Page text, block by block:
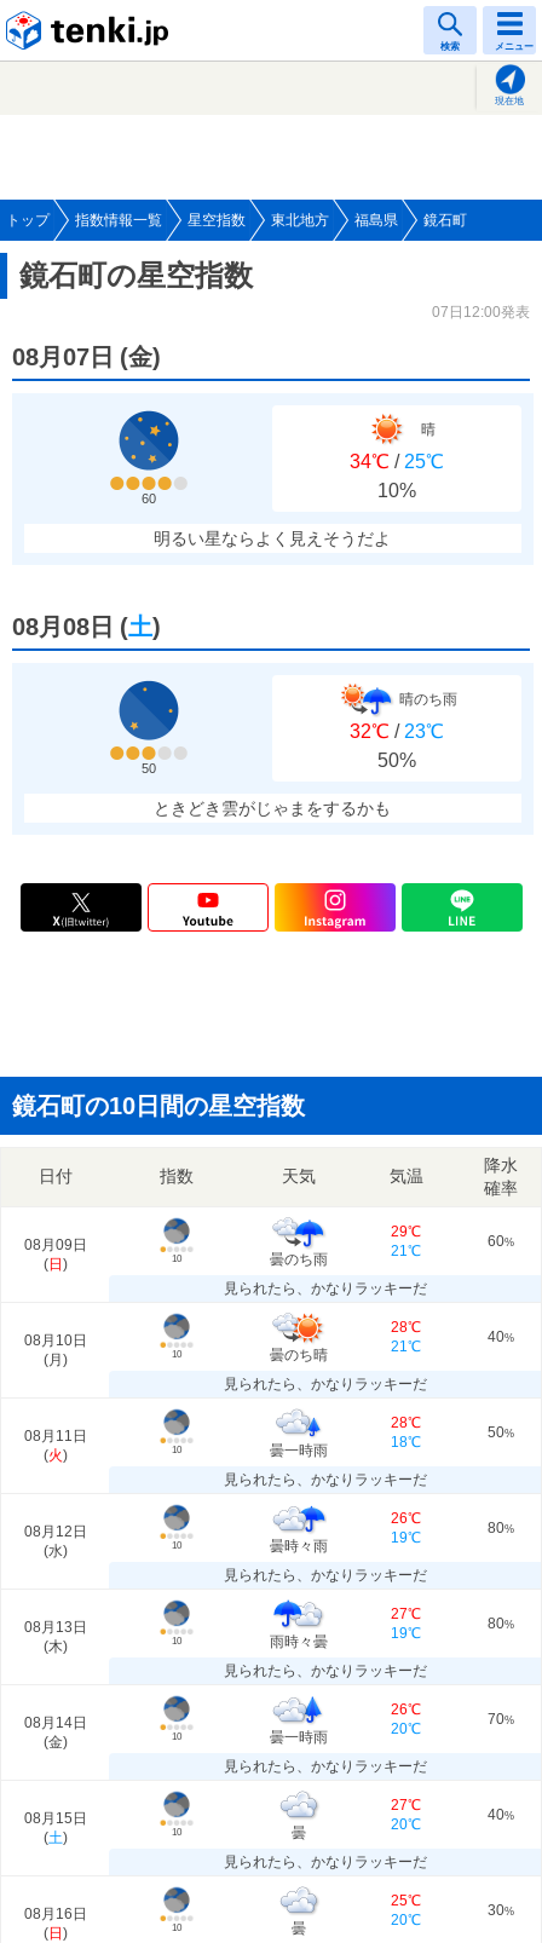
検索 メニュー
現在地
トップ 指数情報一覧 星空指数 東北地方 福島県 鏡石町
鏡石町の星空指数
07日12:00発表
08月07日 (金)
60
晴
34℃ / 25℃
10%
明るい星ならよく見えそうだよ
08月08日 (土)
50
晴のち雨
32℃ / 23℃
50%
ときどき雲がじゃまをするかも
鏡石町の10日間の星空指数
日付 指数 天気 気温
降水
確率
08月09日
(日 ) 10 曇のち雨
29℃
21℃
60%
見られたら、かなりラッキーだ
08月10日
(月 ) 10 曇のち晴
28℃
21℃
40%
見られたら、かなりラッキーだ
08月11日
(火) 10 曇一時雨
28℃
18℃
50%
見られたら、かなりラッキーだ
08月12日
(水) 10 曇時々雨
26℃
19℃
80%
見られたら、かなりラッキーだ
08月13日
(木) 10 雨時々曇
27℃
19℃
80%
見られたら、かなりラッキーだ
08月14日
(金) 10 曇一時雨
26℃
20℃
70%
見られたら、かなりラッキーだ
08月15日
(土) 10 曇
27℃
20℃
40%
見られたら、かなりラッキーだ
08月16日
(日 ) 10 曇
25℃
20℃
30%